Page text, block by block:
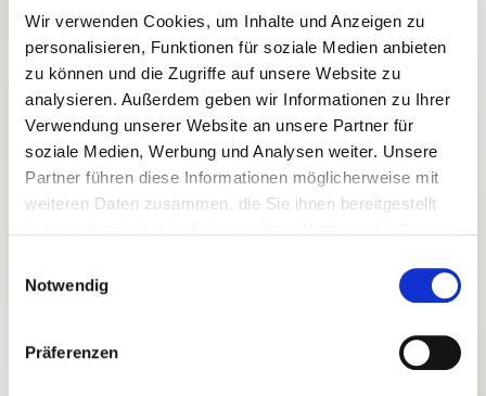
Wir verwenden Cookies, um Inhalte und Anzeigen zu
personalisieren, Funktionen für soziale Medien anbieten
zu können und die Zugriffe auf unsere Website zu
analysieren. Außerdem geben wir Informationen zu Ihrer
Verwendung unserer Website an unsere Partner für
soziale Medien, Werbung und Analysen weiter. Unsere
Partner führen diese Informationen möglicherweise mit
weiteren Daten zusammen, die Sie ihnen bereitgestellt
Notwendig
Präferenzen
Funktionen des BARMER Campus Coach verfügbar.
E-Mail:
Passwort: